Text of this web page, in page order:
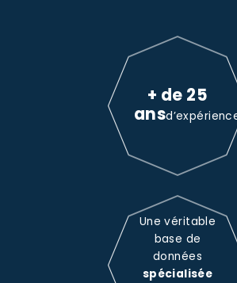
+ de 25
ans
Une véritable
base de
données
spécialisée